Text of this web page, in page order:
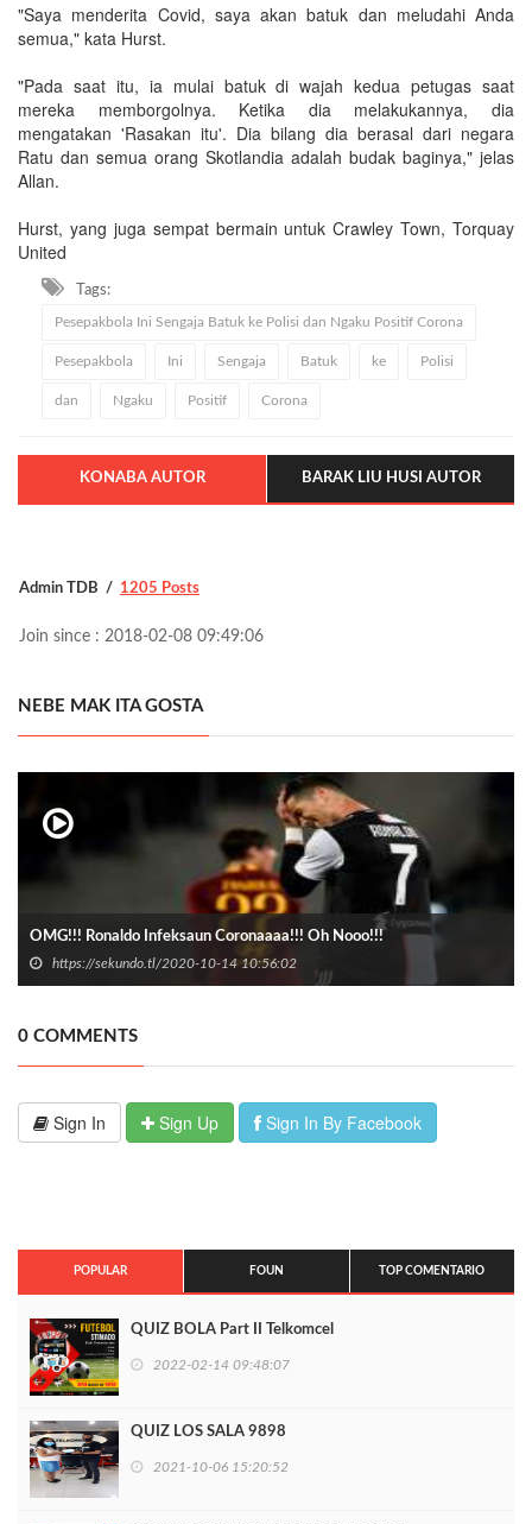
"Saya menderita Covid, saya akan batuk dan meludahi Anda
semua," kata Hurst.
"Pada saat itu, ia mulai batuk di wajah kedua petugas saat
mereka memborgolnya. Ketika dia melakukannya, dia
mengatakan 'Rasakan itu'. Dia bilang dia berasal dari negara
Ratu dan semua orang Skotlandia adalah budak baginya," jelas
Allan.
Hurst, yang juga sempat bermain untuk Crawley Town, Torquay
United
Tags:
Pesepakbola Ini Sengaja Batuk ke Polisi dan Ngaku Positif Corona
Pesepakbola Ini Sengaja Batuk ke Polisi
dan Ngaku Positif Corona
KONABA AUTOR BARAK LIU HUSI AUTOR
Admin TDB 1205 Posts
Join since : 2018-02-08 09:49:06
NEBE MAK ITA GOSTA
OMG!!! Ronaldo Infeksaun Coronaaaa!!! Oh Nooo!!!
https://sekundo.tl/2020-10-14 10:56:02
0 COMMENTS
Sign In Sign Up Sign In By Facebook
POPULAR FOUN TOP COMENTARIO
QUIZ BOLA Part II Telkomcel
2022-02-14 09:48:07
QUIZ LOS SALA 9898
2021-10-06 15:20:52